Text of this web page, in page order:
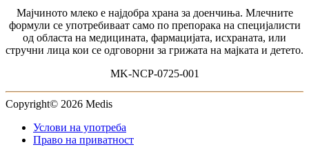
За доенчиња со алергија
Мајчиното млеко е најдобра храна за доенчиња. Млечните
формули се употребиваат само по препорака на специјалисти
од областа на медицината, фармацијата, исхраната, или
стручни лица кои се одговорни за грижата на мајката и детето.
MK-NCP-0725-001
Copyright© 2026 Medis
Услови на употреба
Право на приватност